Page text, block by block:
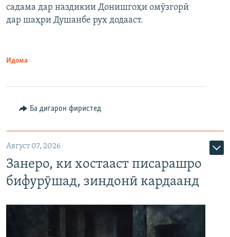
садама дар наздикии Донишгоҳи омӯзгорӣ
дар шаҳри Душанбе рух додааст.
Идома
Ба дигарон фиристед
Август 07, 2026
Занеро, ки хостааст писарашро
бифурӯшад, зиндонӣ кардаанд